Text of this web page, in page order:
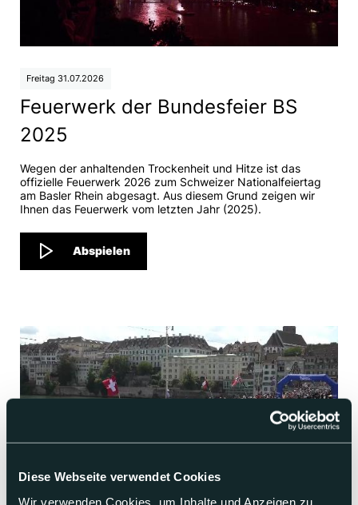
Diese Webseite verwendet Cookies
Wir verwenden Cookies, um Inhalte und Anzeigen zu
Freitag 31.07.2026
Feuerwerk der Bundesfeier BS
2025
Wegen der anhaltenden Trockenheit und Hitze ist das
offizielle Feuerwerk 2026 zum Schweizer Nationalfeiertag
am Basler Rhein abgesagt. Aus diesem Grund zeigen wir
Ihnen das Feuerwerk vom letzten Jahr (2025).
Abspielen